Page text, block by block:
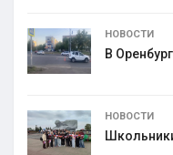
НОВОСТИ
В
НОВОСТИ